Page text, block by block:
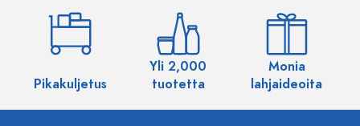
Pikakuljetus
Yli 2,000
tuotetta
Monia
lahjaideoita